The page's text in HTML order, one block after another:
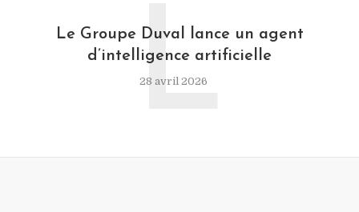
Le Groupe Duval lance un agent
d’intelligence artificielle
28 avril 2026
L